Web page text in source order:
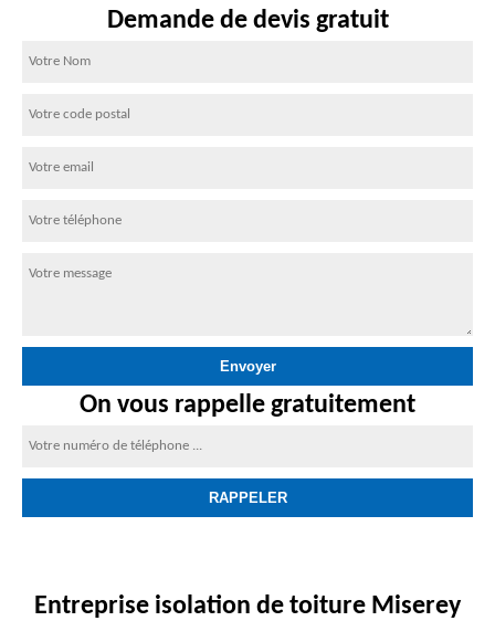
Demande de devis gratuit
On vous rappelle gratuitement
Entreprise isolation de toiture Miserey